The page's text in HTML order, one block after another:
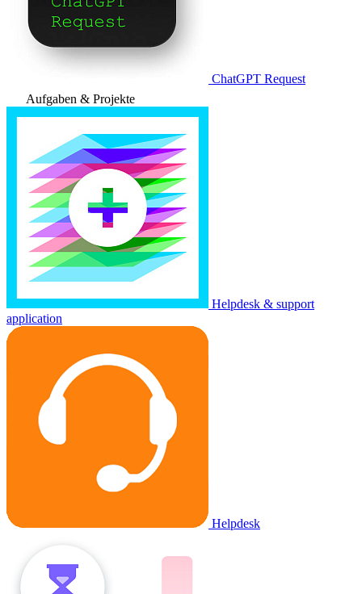
ChatGPT Request
Aufgaben & Projekte
Helpdesk & support
application
Helpdesk